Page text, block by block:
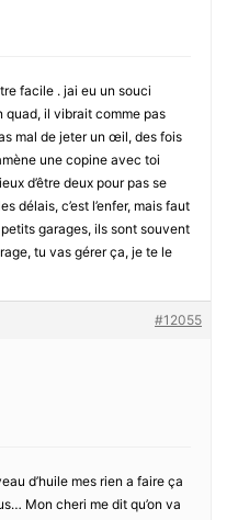
facile . jai eu un souci
quad, il vibrait comme pas
mal de jeter un œil, des fois
une copine avec toi
d’être deux pour pas se
délais, c’est l’enfer, mais faut
garages, ils sont souvent
tu vas gérer ça, je te le
#12055
d’huile mes rien a faire ça
Mon cheri me dit qu’on va